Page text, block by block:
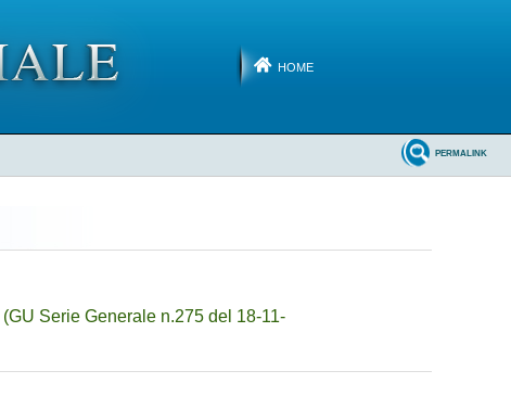
HOME
PERMALINK
(GU Serie Generale n.275 del 18-11-